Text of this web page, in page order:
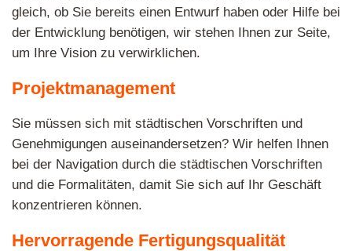
gleich, ob Sie bereits einen Entwurf haben oder Hilfe bei
der Entwicklung benötigen, wir stehen Ihnen zur Seite,
um Ihre Vision zu verwirklichen.
Projektmanagement
Sie müssen sich mit städtischen Vorschriften und
Genehmigungen auseinandersetzen? Wir helfen Ihnen
bei der Navigation durch die städtischen Vorschriften
und die Formalitäten, damit Sie sich auf Ihr Geschäft
konzentrieren können.
Hervorragende Fertigungsqualität